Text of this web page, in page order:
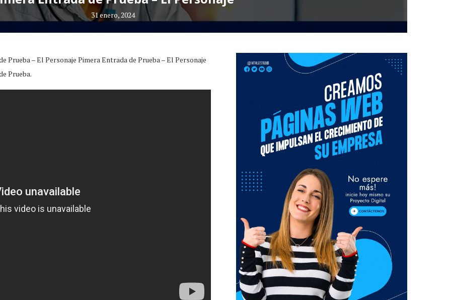
31 enero, 2024
Prueba – El Personaje Pimera Entrada de Prueba – El Personaje
Prueba.